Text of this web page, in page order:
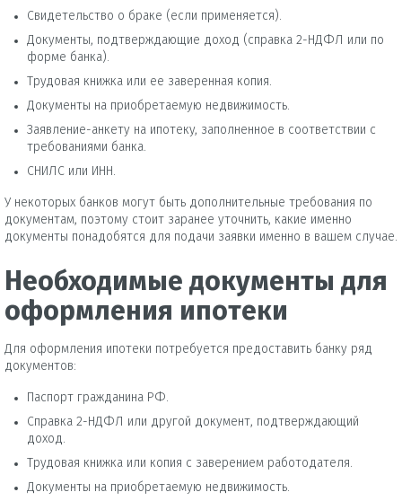
Свидетельство о браке (если применяется).
Документы, подтверждающие доход (справка 2-НДФЛ или по
форме банка).
Трудовая книжка или ее заверенная копия.
Документы на приобретаемую недвижимость.
Заявление-анкету на ипотеку, заполненное в соответствии с
требованиями банка.
СНИЛС или ИНН.
У некоторых банков могут быть дополнительные требования по
документам, поэтому стоит заранее уточнить, какие именно
документы понадобятся для подачи заявки именно в вашем случае.
Необходимые документы для
оформления ипотеки
Для оформления ипотеки потребуется предоставить банку ряд
документов:
Паспорт гражданина РФ.
Справка 2-НДФЛ или другой документ, подтверждающий
доход.
Трудовая книжка или копия с заверением работодателя.
Документы на приобретаемую недвижимость.